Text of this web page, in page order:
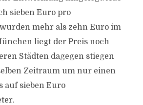
sieben Euro pro
mehr als zehn Euro im
liegt der Preis noch
Städten dagegen stiegen
Zeitraum um nur einen
auf sieben Euro